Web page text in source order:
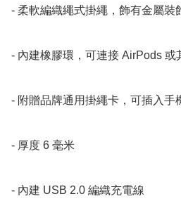
- 柔軟編織繩式掛繩，飾有金屬裝
- 內建橡膠環，可連接 AirPods 或
- 附贈品牌通用掛繩卡，可插入手
- 厚度 6 毫米
- 內建 USB 2.0 編織充電線